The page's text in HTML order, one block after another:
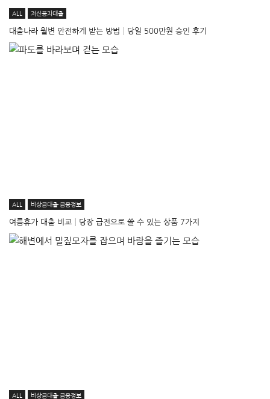
ALL 저신용자대출
대출나라 월변 안전하게 받는 방법│당일 500만원 승인 후기
ALL 비상금대출·금융정보
여름휴가 대출 비교│당장 급전으로 쓸 수 있는 상품 7가지
ALL 비상금대출·금융정보